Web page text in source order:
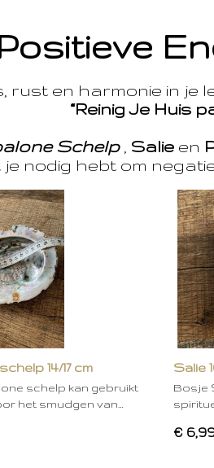
rust en harmonie in je
“Reinig Je Huis
Schelp, Salie en
nodig hebt om
14/17 cm
schelp kan gebruikt
het smudgen van…
Salie
Bosje
€